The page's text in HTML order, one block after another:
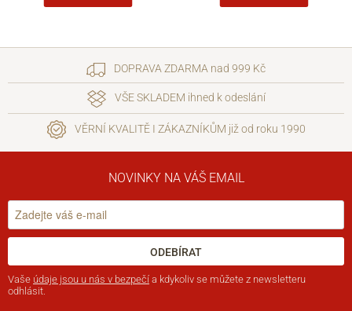
DOPRAVA ZDARMA nad 999 Kč
VŠE SKLADEM ihned k odeslání
VĚRNÍ KVALITĚ I ZÁKAZNÍKŮM již od roku 1990
NOVINKY NA VÁŠ EMAIL
ODEBÍRAT
Vaše údaje jsou u nás v bezpečí a kdykoliv se můžete z newsletteru
odhlásit.